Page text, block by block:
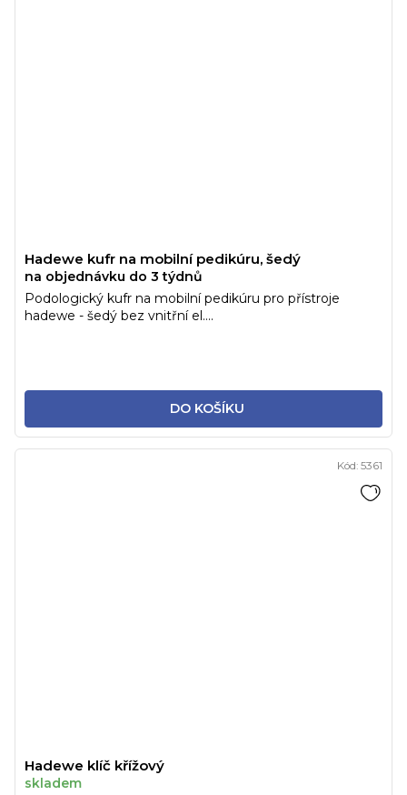
Hadewe kufr na mobilní pedikúru, šedý
na objednávku do 3 týdnů
DO KOŠÍKU
Podologický kufr na mobilní pedikúru pro přístroje
hadewe - šedý bez vnitřní el....
Hadewe klíč křížový
skladem
Kód: 5361